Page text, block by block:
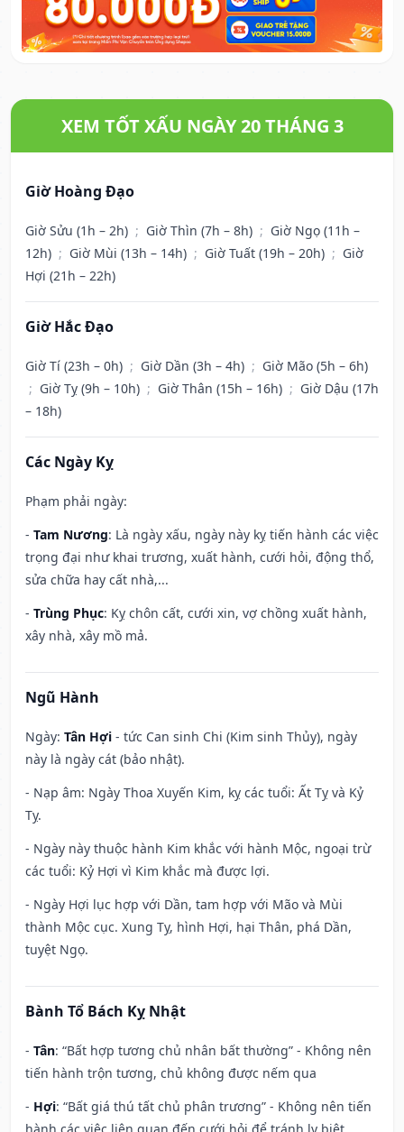
XEM TỐT XẤU NGÀY 20 THÁNG 3
Giờ Hoàng Đạo
Giờ Sửu (1h – 2h) ; Giờ Thìn (7h – 8h) ; Giờ Ngọ (11h –
12h) ; Giờ Mùi (13h – 14h) ; Giờ Tuất (19h – 20h) ; Giờ
Hợi (21h – 22h)
Giờ Hắc Đạo
Giờ Tí (23h – 0h) ; Giờ Dần (3h – 4h) ; Giờ Mão (5h – 6h)
; Giờ Tỵ (9h – 10h) ; Giờ Thân (15h – 16h) ; Giờ Dậu (17h
– 18h)
Các Ngày Kỵ
Phạm phải ngày:
- Tam Nương: Là ngày xấu, ngày này kỵ tiến hành các việc
trọng đại như khai trương, xuất hành, cưới hỏi, động thổ,
sửa chữa hay cất nhà,...
- Trùng Phục: Kỵ chôn cất, cưới xin, vợ chồng xuất hành,
xây nhà, xây mồ mả.
Ngũ Hành
Ngày: Tân Hợi - tức Can sinh Chi (Kim sinh Thủy), ngày
này là ngày cát (bảo nhật).
- Nạp âm: Ngày Thoa Xuyến Kim, kỵ các tuổi: Ất Tỵ và Kỷ
Tỵ.
- Ngày này thuộc hành Kim khắc với hành Mộc, ngoại trừ
các tuổi: Kỷ Hợi vì Kim khắc mà được lợi.
- Ngày Hợi lục hợp với Dần, tam hợp với Mão và Mùi
thành Mộc cục. Xung Tỵ, hình Hợi, hại Thân, phá Dần,
tuyệt Ngọ.
Bành Tổ Bách Kỵ Nhật
- Tân: “Bất hợp tương chủ nhân bất thường” - Không nên
tiến hành trộn tương, chủ không được nếm qua
- Hợi: “Bất giá thú tất chủ phân trương” - Không nên tiến